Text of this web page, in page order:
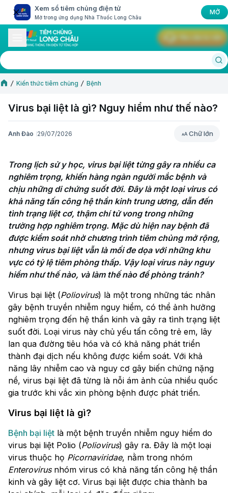
Xem sổ tiêm chủng điện tử
Mở trong ứng dụng Nhà Thuốc Long Châu
MỞ
Kiến thức tiêm chủng Bệnh
Virus bại liệt là gì? Nguy hiểm như thế nào?
Anh Đào 29/07/2026 Chữ lớn
Chữ lớn
Trong lịch sử y học, virus bại liệt từng gây ra nhiều ca
nghiêm trọng, khiến hàng ngàn người mắc bệnh và
chịu những di chứng suốt đời. Đây là một loại virus có
khả năng tấn công hệ thần kinh trung ương, dẫn đến
tình trạng liệt cơ, thậm chí tử vong trong những
trường hợp nghiêm trọng. Mặc dù hiện nay bệnh đã
được kiểm soát nhờ chương trình tiêm chủng mở rộng,
nhưng virus bại liệt vẫn là mối đe dọa với những khu
vực có tỷ lệ tiêm phòng thấp. Vậy loại virus này nguy
hiểm như thế nào, và làm thế nào để phòng tránh?
Virus bại liệt (Poliovirus) là một trong những tác nhân
gây bệnh truyền nhiễm nguy hiểm, có thể ảnh hưởng
nghiêm trọng đến hệ thần kinh và gây ra tình trạng liệt
suốt đời. Loại virus này chủ yếu tấn công trẻ em, lây
lan qua đường tiêu hóa và có khả năng phát triển
thành đại dịch nếu không được kiểm soát. Với khả
năng lây nhiễm cao và nguy cơ gây biến chứng nặng
nề, virus bại liệt đã từng là nỗi ám ảnh của nhiều quốc
gia trước khi vắc xin phòng bệnh được phát triển.
Virus bại liệt là gì?
Bệnh bại liệt là một bệnh truyền nhiễm nguy hiểm do
virus bại liệt Polio (Poliovirus) gây ra. Đây là một loại
virus thuộc họ Picornaviridae, nằm trong nhóm
Enterovirusnhóm virus có khả năng tấn công hệ thần
kinh và gây liệt cơ. Virus bại liệt được chia thành ba